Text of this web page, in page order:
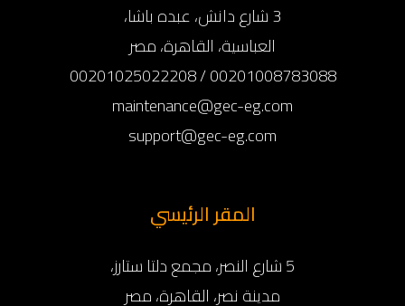
المقر الرئيسي
5 شارع النصر، مجمع دلتا ستارز،
مدينة نصر، القاهرة، مصر
3 شارع دانش، عبده باشا،
العباسية، القاهرة، مصر
00201008783088 / 00201025022208
maintenance@gec-eg.com
support@gec-eg.com